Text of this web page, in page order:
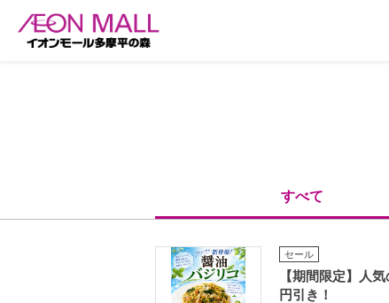
すべて
セール
【期間限定】人
円引き！